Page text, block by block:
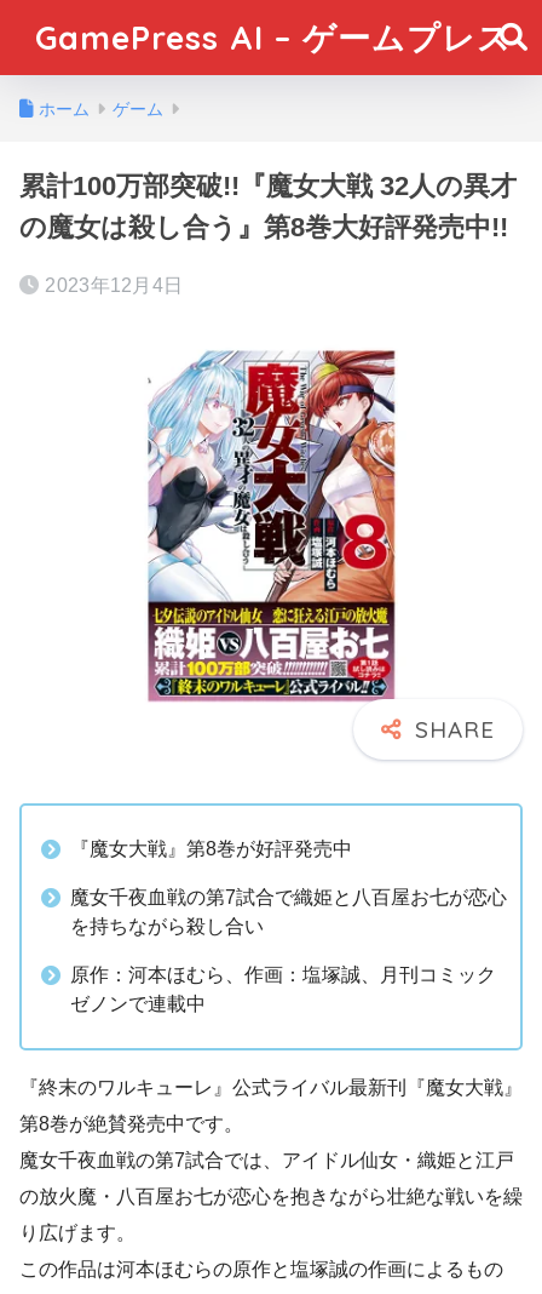
GamePress AI – ゲームプレス
ホーム ゲーム
累計100万部突破!!『魔女大戦 32人の異才
の魔女は殺し合う』第8巻大好評発売中!!
2023年12月4日
『魔女大戦』第8巻が好評発売中
魔女千夜血戦の第7試合で織姫と八百屋お七が恋心
を持ちながら殺し合い
原作：河本ほむら、作画：塩塚誠、月刊コミック
ゼノンで連載中
『終末のワルキューレ』公式ライバル最新刊『魔女大戦』
第8巻が絶賛発売中です。
魔女千夜血戦の第7試合では、アイドル仙女・織姫と江戸
の放火魔・八百屋お七が恋心を抱きながら壮絶な戦いを繰
り広げます。
この作品は河本ほむらの原作と塩塚誠の作画によるもの